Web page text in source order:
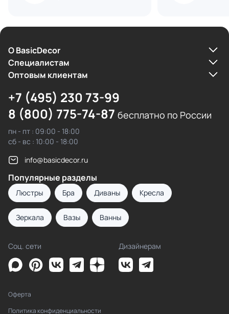
О BasicDecor
Cпециалистам
Оптовым клиентам
+7 (495) 230 73-99
8 (800) 775-74-87 бесплатно по России
пн - пт : 09:00 - 18:00
сб - вс : 10:00 - 18:00
info@basicdecor.ru
Популярные разделы
Люстры Бра Диваны Кресла
Зеркала Вазы Ванны
Соц. сети Дизайнерам
Оферта
Политика конфиденциальности